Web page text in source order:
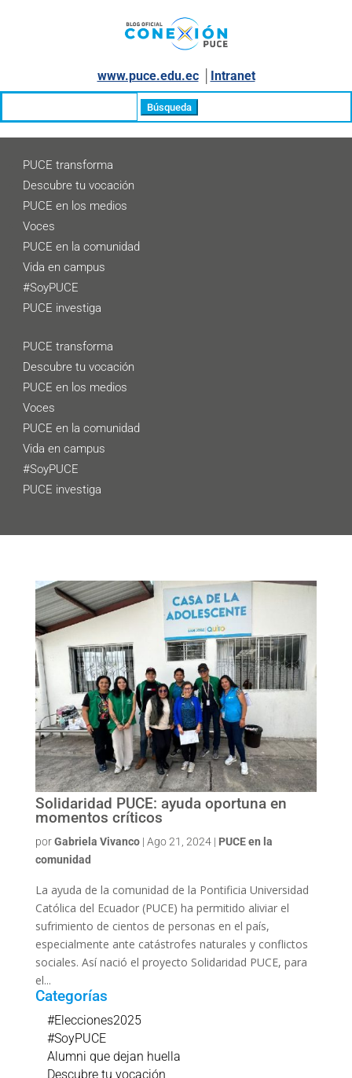
www.puce.edu.ec│ Intranet
PUCE transforma
Descubre tu vocación
PUCE en los medios
Voces
PUCE en la comunidad
Vida en campus
#SoyPUCE
PUCE investiga
PUCE transforma
Descubre tu vocación
PUCE en los medios
Voces
PUCE en la comunidad
Vida en campus
#SoyPUCE
PUCE investiga
Solidaridad PUCE: ayuda oportuna en
momentos críticos
porGabriela Vivanco| Ago 21, 2024| PUCE en la
comunidad
La ayuda de la comunidad de la Pontificia Universidad
Católica del Ecuador (PUCE) ha permitido aliviar el
sufrimiento de cientos de personas en el país,
especialmente ante catástrofes naturales y conflictos
sociales. Así nació el proyecto Solidaridad PUCE, para
el...
Categorías
#Elecciones2025
#SoyPUCE
Alumni que dejan huella
Descubre tu vocación